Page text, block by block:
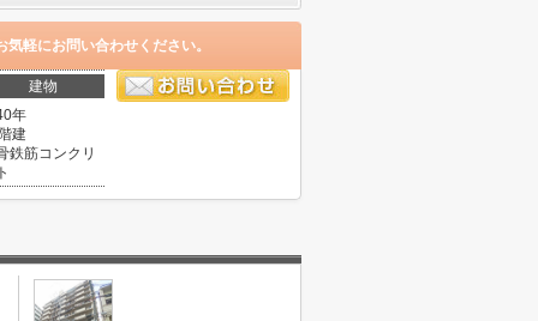
気軽にお問い合わせください。
建物
年
建
鉄筋コンクリ